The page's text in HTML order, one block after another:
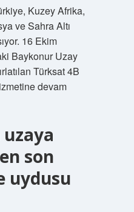
Kuzey Afrika,
ve Sahra Altı
16 Ekim
Baykonur Uzay
Türksat 4B
devam
son
uydusu